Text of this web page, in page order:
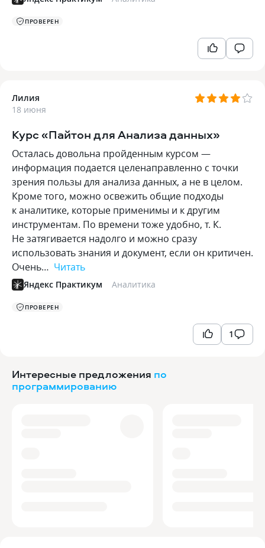
ПРОВЕРЕН
Лилия
18 июня
Курс «Пайтон для Анализа данных»
Осталась довольна пройденным курсом —
информация подается целенаправленно с точки
зрения пользы для анализа данных, а не в целом.
Кроме того, можно освежить общие подходы
к аналитике, которые применимы и к другим
инструментам. По времени тоже удобно, т. К.
Не затягивается надолго и можно сразу
использовать знания и документ, если он критичен.
Очень… Читать
Яндекс Практикум Аналитика
ПРОВЕРЕН
1
Интересные предложения по
программированию